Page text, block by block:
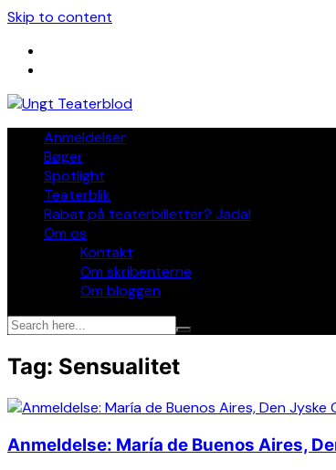
Skip to content
Anmeldelser
Bøger
Spotlight
Teaterblik
Rabat på teaterbilletter? Jada!
Om os
Kontakt
Om skribenterne
Om bloggen
Tag: Sensualitet
Anmeldelse: María de Buenos Aires,